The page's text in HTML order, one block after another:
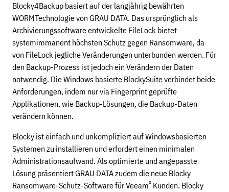
Blocky4Backup basiert auf der langjährig bewährten
WORMTechnologie von GRAU DATA. Das ursprünglich als
Archivierungssoftware entwickelte FileLock bietet
systemimmanent höchsten Schutz gegen Ransomware, da
von FileLock jegliche Veränderungen unterbunden werden. Für
den Backup-Prozess ist jedoch ein Verändern der Daten
notwendig. Die Windows basierte BlockySuite verbindet beide
Anforderungen, indem nur via Fingerprint geprüfte
Applikationen, wie Backup-Lösungen, die Backup-Daten
verändern können.
Blocky ist einfach und unkompliziert auf Windowsbasierten
Systemen zu installieren und erfordert einen minimalen
Administrationsaufwand. Als optimierte und angepasste
Lösung präsentiert GRAU DATA zudem die neue Blocky
Ransomware-Schutz-Software für Veeam® Kunden. Blocky